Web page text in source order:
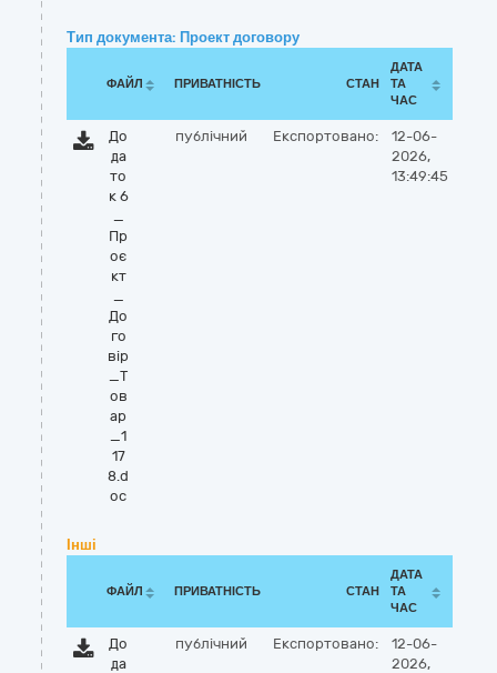
Тип документа: Проект договору
ФАЙЛ ПРИВАТНІСТЬ СТАН
ДАТА
ТА
ЧАС
До
да
то
к 6
_
Пр
оє
кт
_
До
го
вір
_Т
ов
ар
_1
17
8.d
oc
публічний Експортовано:
12-06-
2026,
13:49:45
Інші
ФАЙЛ ПРИВАТНІСТЬ СТАН
ДАТА
ТА
ЧАС
До
да
публічний Експортовано:
12-06-
2026,